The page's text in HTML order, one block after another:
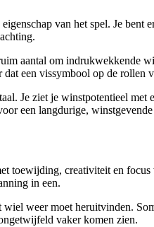
van het spel. Je bent
aantal om indrukwekkende
een vissymbool op de rollen
Je ziet je winstpotentieel
een langdurige, winstgevende
toewijding, creativiteit en
in een.
weer moet heruitvinden.
vaker komen zien.